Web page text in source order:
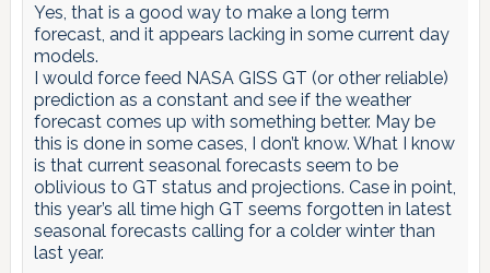
Yes, that is a good way to make a long term
forecast, and it appears lacking in some current day
models.
I would force feed NASA GISS GT (or other reliable)
prediction as a constant and see if the weather
forecast comes up with something better. May be
this is done in some cases, I don’t know. What I know
is that current seasonal forecasts seem to be
oblivious to GT status and projections. Case in point,
this year’s all time high GT seems forgotten in latest
seasonal forecasts calling for a colder winter than
last year.